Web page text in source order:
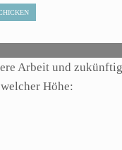
Arbeit und
Höhe: